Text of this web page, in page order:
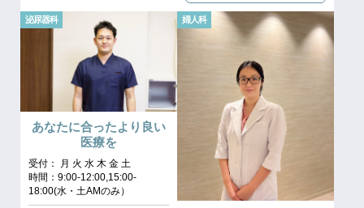
泌尿器科
あなたに合ったより良い
医療を
受付： 月 火 水 木 金 土
時間：9:00-12:00,15:00-
18:00(水・土AMのみ）
婦人科